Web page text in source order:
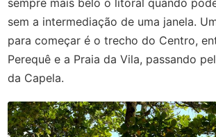
sem a intermediação de uma janela.
para começar é o trecho do Centro,
Perequê e a Praia da Vila, passando
da Capela.